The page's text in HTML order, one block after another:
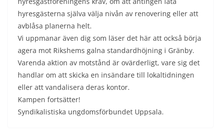
hyresgästerna själva välja nivån av renovering eller att
avblåsa planerna helt.
Vi uppmanar även dig som läser det här att också börja
agera mot Rikshems galna standardhöjning i Gränby.
Varenda aktion av motstånd är ovärderligt, vare sig det
handlar om att skicka en insändare till lokaltidningen
eller att vandalisera deras kontor.
Kampen fortsätter!
Syndikalistiska ungdomsförbundet Uppsala.